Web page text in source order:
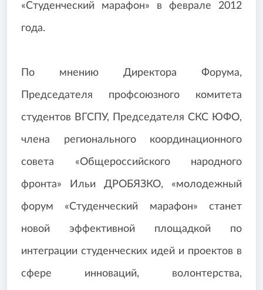
«Студенческий марафон» в феврале 2012
года.
По мнению Директора Форума,
Председателя профсоюзного комитета
студентов ВГСПУ, Председателя СКС ЮФО,
члена регионального координационного
совета «Общероссийского народного
фронта» Ильи ДРОБЯЗКО, «молодежный
форум «Студенческий марафон» станет
новой эффективной площадкой по
интеграции студенческих идей и проектов в
сфере инноваций, волонтерства,